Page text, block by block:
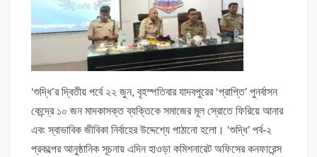
‘শুদ্ধি’র দ্বিতীয় পর্বে ২২ জুন, বৃহস্পতিবার যাদবপুরের ‘প্রাপ্তি’ পুনর্বাসন
কেন্দ্রে ১০ জন মাদকাসক্ত ব্যক্তিকে সমাজের মূল স্রোতে ফিরিয়ে আনার
এবং স্বাভাবিক জীবিকা নির্বাহের উদ্দেশ্যে পাঠানো হলো। ‘শুদ্ধি’ পর্ব-২
প্রকল্পের আনুষ্ঠানিক সূচনায় এদিন হাওড়া কমিশনারেট অফিসের কনফারেন্স